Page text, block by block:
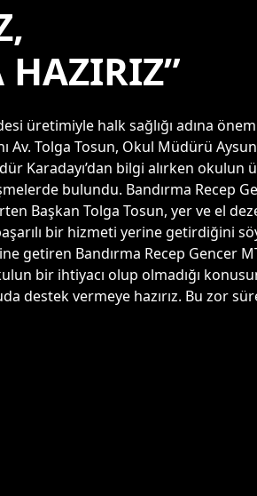
HAZIRIZ”
üretimiyle halk sağlığı adına
Av. Tolga Tosun, Okul Müdürü
Karadayı’dan bilgi alırken
bulundu. Bandırma Recep
Başkan Tolga Tosun, yer ve el
bir hizmeti yerine getirdiğini
getiren Bandırma Recep Gencer
bir ihtiyacı olup olmadığı
destek vermeye hazırız. Bu zor